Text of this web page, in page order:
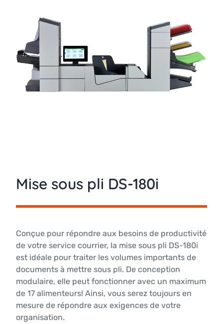
Mise sous pli DS-180i
Conçue pour répondre aux besoins de productivité
de votre service courrier, la mise sous pli DS-180i
est idéale pour traiter les volumes importants de
documents à mettre sous pli. De conception
modulaire, elle peut fonctionner avec un maximum
de 17 alimenteurs! Ainsi, vous serez toujours en
mesure de répondre aux exigences de votre
organisation.